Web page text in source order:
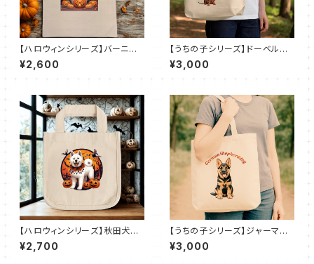
【ハロウィンシリーズ】バーニー
ズマウンテンドッグ｜厚手コット
ンガゼット巾着トート（L）
¥2,600
【うちの子シリーズ】ドーベルマ
ン【チョコレートタン・たち耳】キ
ャンバストート M（全7色）
¥3,000
【ハロウィンシリーズ】秋田犬｜
ロコトート（Ｓ）
¥2,700
【うちの子シリーズ】ジャーマン
シェパード｜キャンバストート M
（全7色）
¥3,000